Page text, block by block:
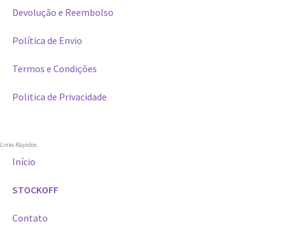
Devolução e Reembolso
Política de Envio
Termos e Condições
Politica de Privacidade
Links Rápidos
Início
STOCKOFF
Contato